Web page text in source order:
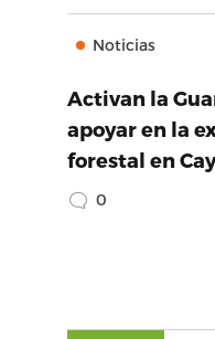
Noticias
Activan la
apoyar en la
forestal en
0